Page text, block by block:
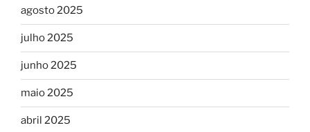
agosto 2025
julho 2025
junho 2025
maio 2025
abril 2025